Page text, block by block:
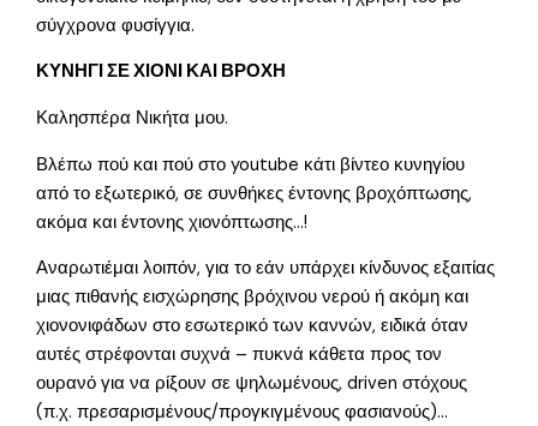
σύγχρονα φυσίγγια.
ΚΥΝΗΓΙ ΣΕ ΧΙΟΝΙ ΚΑΙ ΒΡΟΧΗ
Καλησπέρα Νικήτα μου.
Βλέπω πού και πού στο youtube κάτι βίντεο κυνηγίου
από το εξωτερικό, σε συνθήκες έντονης βροχόπτωσης,
ακόμα και έντονης χιονόπτωσης…!
Αναρωτιέμαι λοιπόν, για το εάν υπάρχει κίνδυνος εξαιτίας
μιας πιθανής εισχώρησης βρόχινου νερού ή ακόμη και
χιονονιφάδων στο εσωτερικό των καννών, ειδικά όταν
αυτές στρέφονται συχνά – πυκνά κάθετα προς τον
ουρανό για να ρίξουν σε ψηλωμένους, driven στόχους
(π.χ. πρεσαρισμένους/προγκιγμένους φασιανούς)…